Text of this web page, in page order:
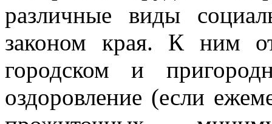
различные виды
законом края. К ним
городском и
оздоровление (если